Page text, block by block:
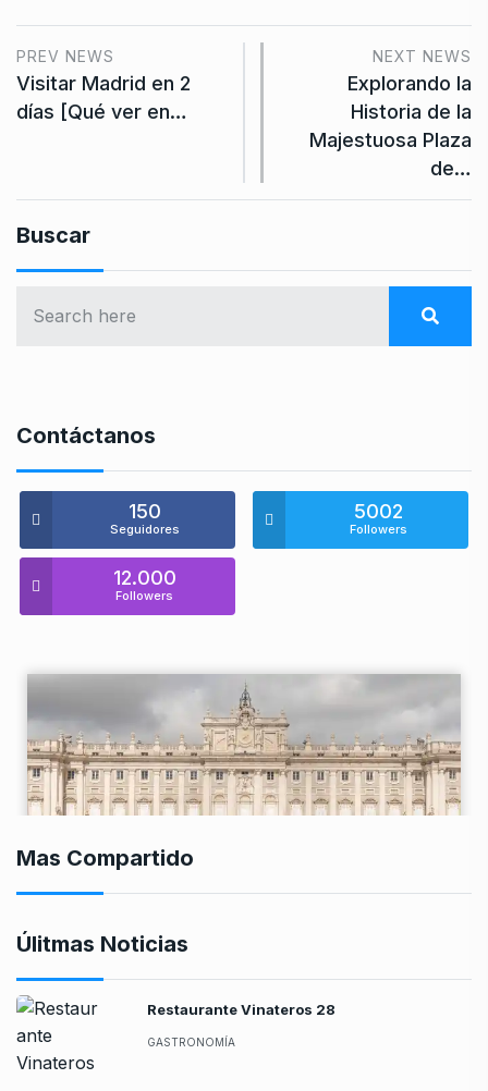
PREV NEWS
Visitar Madrid en 2
días [Qué ver en…
NEXT NEWS
Explorando la
Historia de la
Majestuosa Plaza
de…
Buscar
Contáctanos
150
Seguidores
5002
Followers
12.000
Followers
Mas Compartido
Úlitmas Noticias
Restaurante Vinateros 28
GASTRONOMÍA